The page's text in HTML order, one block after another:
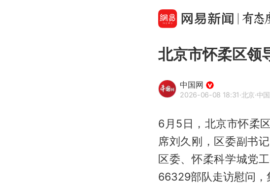
北京市怀柔区领
中国网
2026-06-08 18:31·北京·中
6月5日，北京市怀柔
席刘久刚，区委副书
区委、怀柔科学城党
66329部队走访慰问，